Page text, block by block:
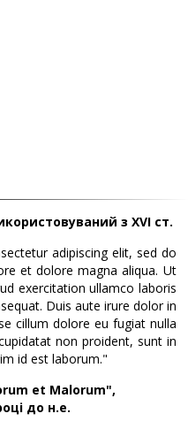
з XVI ст.
adipiscing elit, sed do
et dolore magna aliqua. Ut
exercitation ullamco laboris
Duis aute irure dolor in
cillum dolore eu fugiat nulla
non proident, sunt in
id est laborum."
et Malorum",
до н.е.